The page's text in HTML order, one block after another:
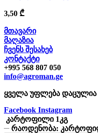
3,50 ₾
მთავარი
მაღაზია
ჩვენს შესახებ
კონტაქტი
+995 568 807 050
info@agroman.ge
ყველა უფლება დაცულია
Facebook Instagram
კარტოფილი 1კგ
რაოდენობა: